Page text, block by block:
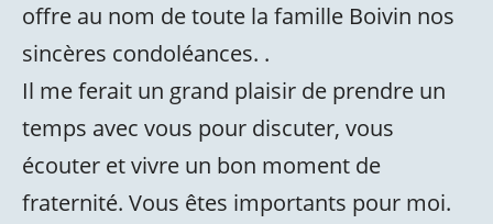
offre au nom de toute la famille Boivin nos
sincères condoléances. .
Il me ferait un grand plaisir de prendre un
temps avec vous pour discuter, vous
écouter et vivre un bon moment de
fraternité. Vous êtes importants pour moi.